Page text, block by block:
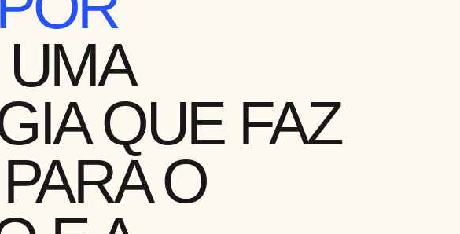
UMA
QUE FAZ
O